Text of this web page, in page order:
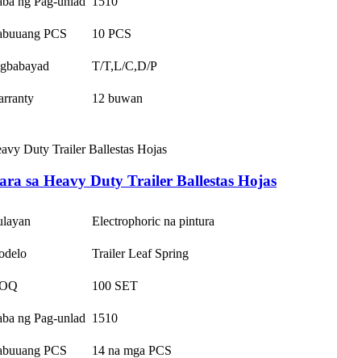
PCS 10 PCS
T/T,L/C,D/P
12 buwan
sa Heavy Duty Trailer Ballestas Hojas
Electrophoric na pintura
Trailer Leaf Spring
100 SET
ng Pag-unlad 1510
PCS 14 na mga PCS